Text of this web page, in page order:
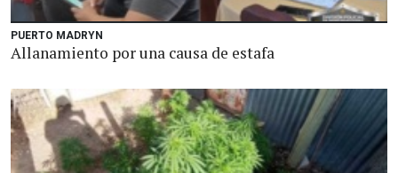
PUERTO MADRYN
Allanamiento por una causa de estafa